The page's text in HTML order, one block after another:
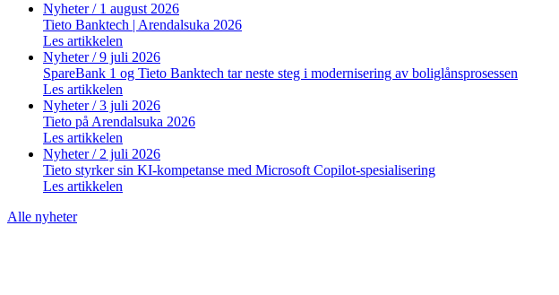
Nyheter/ 1 august 2026
Tieto Banktech | Arendalsuka 2026
Les artikkelen
Nyheter/ 9 juli 2026
SpareBank 1 og Tieto Banktech tar neste steg i modernisering av boliglånsprosessen
Les artikkelen
Nyheter/ 3 juli 2026
Tieto på Arendalsuka 2026
Les artikkelen
Nyheter/ 2 juli 2026
Tieto styrker sin KI-kompetanse med Microsoft Copilot-spesialisering
Les artikkelen
Alle nyheter